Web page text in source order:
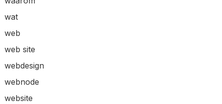
wat
web
web site
webdesign
webnode
website